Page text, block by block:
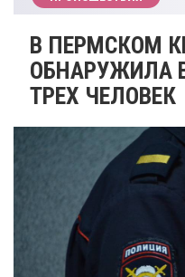
В ПЕРМСКОМ
ОБНАРУЖИЛА
ТРЕХ ЧЕЛОВЕК